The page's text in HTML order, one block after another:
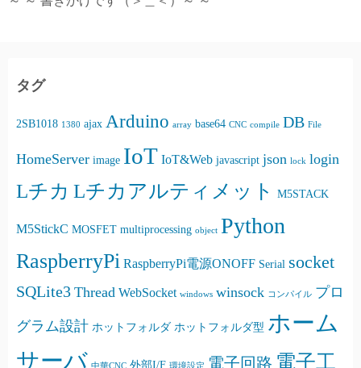
タグ
2SB1018 1380 ajax Arduino array base64 CNC compile DB File
HomeServer image IoT IoT&Web javascript json lock login
Lチカ Lチカアルティメット M5STACK
M5StickC MOSFET multiprocessing object Python
RaspberryPi RaspberryPi電源ONOFF Serial socket
SQLite3 Thread WebSocket windows winsock コンパイル プロ
グラム設計 ホットフォルダ ホットフォルダ型 ホーム
サーバ 中華CNC 外部I/F 環境設定 電子回路 電子工